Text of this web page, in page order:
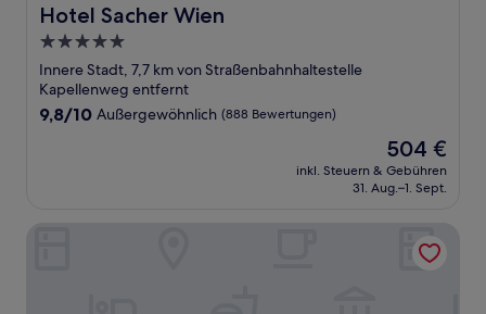
Hotel Sacher Wien
Hotel Sacher Wien
5.0-
Sterne-
Unterkunft
Innere Stadt, 7,7 km von Straßenbahnhaltestelle
Kapellenweg entfernt
9.8
9,8/10 Außergewöhnlich (888 Bewertungen)
Der
Preis
beträgt
504 €
inkl. Steuern & Gebühren
31. Aug.–1. Sept.